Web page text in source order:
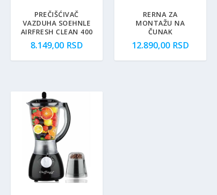
PREČIŠĆIVAČ
VAZDUHA SOEHNLE
AIRFRESH CLEAN 400
8.149,00 RSD
RERNA ZA
MONTAŽU NA
ČUNAK
12.890,00 RSD